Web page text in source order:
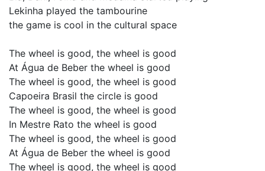
Lekinha played the tambourine
the game is cool in the cultural space
The wheel is good, the wheel is good
At Água de Beber the wheel is good
The wheel is good, the wheel is good
Capoeira Brasil the circle is good
The wheel is good, the wheel is good
In Mestre Rato the wheel is good
The wheel is good, the wheel is good
At Água de Beber the wheel is good
The wheel is good, the wheel is good